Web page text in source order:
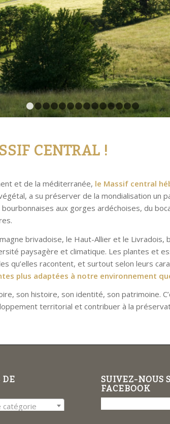
1 2 3 4 5 6 7 8 9 1011
CENTRAL !
et de la méditerranée, le Massif central
a su préserver de la mondialisation
aux gorges ardéchoises, du
brivadoise, le Haut-Allier et le
paysagère et climatique. Les plantes et
qu’elles racontent, et surtout selon leurs
plus adaptées à notre environnement
son histoire, son identité, son patrimoine.
territorial et contribuer à la
DE
catégorie
SUIVEZ-NOUS
FACEBOOK